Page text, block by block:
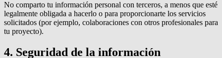
No comparto tu información personal con terceros, a menos que esté
legalmente obligada a hacerlo o para proporcionarte los servicios
solicitados (por ejemplo, colaboraciones con otros profesionales para
tu proyecto).
4. Seguridad de la información